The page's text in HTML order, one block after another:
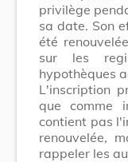
privilège
sa date. Son
été
sur les
hypothèques
L'inscription
que comme
contient pas
renouvelée,
rappeler les